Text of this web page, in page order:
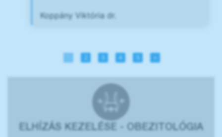
Koppány Viktória dr.
4 »
ELHÍZÁS KEZELÉSE - OBEZITOLÓGIA